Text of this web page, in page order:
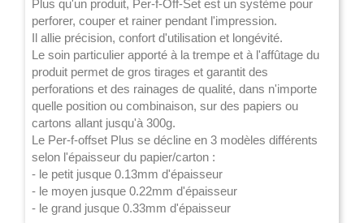
Plus qu'un produit, Per-f-Off-Set est un système pour
perforer, couper et rainer pendant l'impression.
Il allie précision, confort d'utilisation et longévité.
Le soin particulier apporté à la trempe et à l'affûtage du
produit permet de gros tirages et garantit des
perforations et des rainages de qualité, dans n'importe
quelle position ou combinaison, sur des papiers ou
cartons allant jusqu'à 300g.
Le Per-f-offset Plus se décline en 3 modèles différents
selon l'épaisseur du papier/carton :
- le petit jusque 0.13mm d'épaisseur
- le moyen jusque 0.22mm d'épaisseur
- le grand jusque 0.33mm d'épaisseur